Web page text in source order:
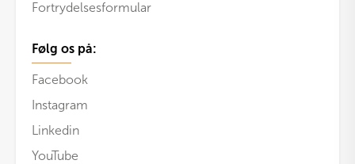
Fortrydelsesformular
Følg os på:
Facebook
Instagram
Linkedin
YouTube